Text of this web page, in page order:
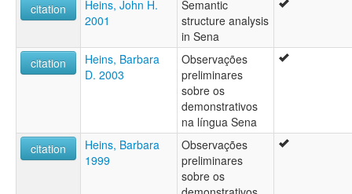
citation
Heins, John H.
2001
Semantic
structure analysis
in Sena
citation
Heins, Barbara
D. 2003
Observações
preliminares
sobre os
demonstrativos
na língua Sena
citation
Heins, Barbara
1999
Observações
preliminares
sobre os